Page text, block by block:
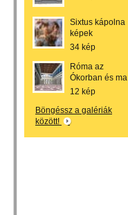
Sixtus kápolna
képek
34 kép
Róma az
Ókorban és ma
12 kép
Böngéssz a galériák
között!